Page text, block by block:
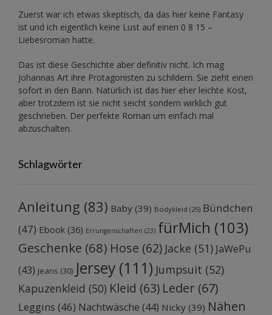
Zuerst war ich etwas skeptisch, da das hier keine Fantasy
ist und ich eigentlich keine Lust auf einen 0 8 15 –
Liebesroman hatte.
Das ist diese Geschichte aber definitiv nicht. Ich mag
Johannas Art ihre Protagonisten zu schildern. Sie zieht einen
sofort in den Bann. Natürlich ist das hier eher leichte Kost,
aber trotzdem ist sie nicht seicht sondern wirklich gut
geschrieben. Der perfekte Roman um einfach mal
abzuschalten.
Schlagwörter
Anleitung (83) Baby (39) Bodykleid (25) Bündchen
(47) Ebook (36) Errungenschaften (23) fürMich (103)
Geschenke (68) Hose (62) Jacke (51) JaWePu
(43) Jeans (30) Jersey (111) Jumpsuit (52)
Kapuzenkleid (50) Kleid (63) Leder (67)
Leggins (46) Nachtwäsche (44) Nicky (39) Nähen